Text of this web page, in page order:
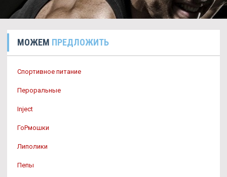
МОЖЕМ ПРЕДЛОЖИТЬ
Спортивное питание
Пероральные
Inject
ГоРмошки
Липолики
Пепы